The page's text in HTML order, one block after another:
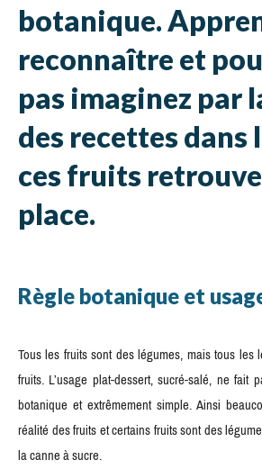
botanique.
reconnaître et
pas imaginez par
des recettes dans
ces fruits
place.
Règle botanique et
Tous les fruits sont des légumes, mais tous
fruits. L’usage plat-dessert, sucré-salé, ne
botanique et extrêmement simple. Ainsi
réalité des fruits et certains fruits sont des
la canne à sucre.